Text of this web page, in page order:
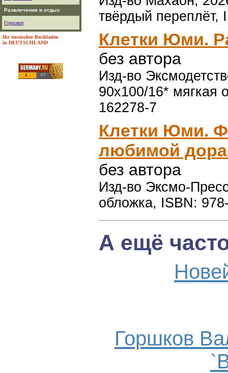
Развлечения и отдых
Гороскоп
Ihr russischer Buchladen
in DEUTSCHLAND
твёрдый переплёт,
Клетки Юми.
без автора
Изд-во
90x100/16* мягкая
162278-7
Клетки Юми.
любимой
без автора
Изд-во Эксмо-
обложка, ISBN:
А ещё
Горшков